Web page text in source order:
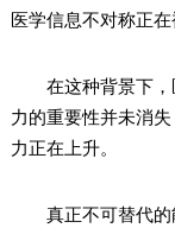
医学信息不对称正在
在这种背景下，
力的重要性并未消
力正在上升。
真正不可替代的